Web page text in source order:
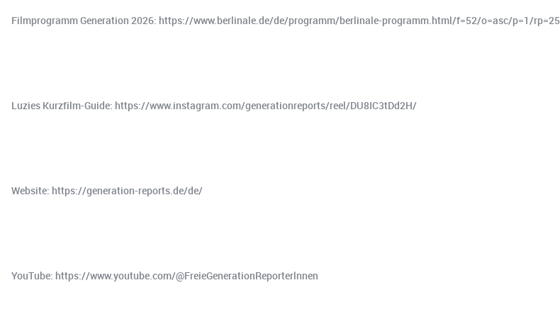
Filmprogramm Generation 2026: https://www.berlinale.de/de/programm/berlinale-programm.html/f=52/o=asc/p=1/rp=25
Luzies Kurzfilm-Guide: https://www.instagram.com/generationreports/reel/DU8IC3tDd2H/
Website: ⁠https://generation-reports.de/de/⁠
YouTube: ⁠https://www.youtube.com/@FreieGenerationReporterlnnen⁠